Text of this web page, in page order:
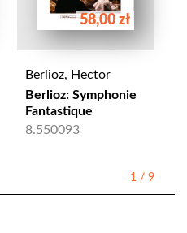
58,00 zł
Berlioz, Hector
Berlioz: Symphonie
Fantastique
8.550093
1 / 9